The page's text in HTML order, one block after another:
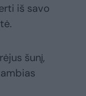
iš savo
šunį,